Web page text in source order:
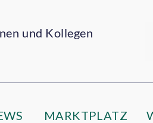
und Kollegen
MARKTPLATZ